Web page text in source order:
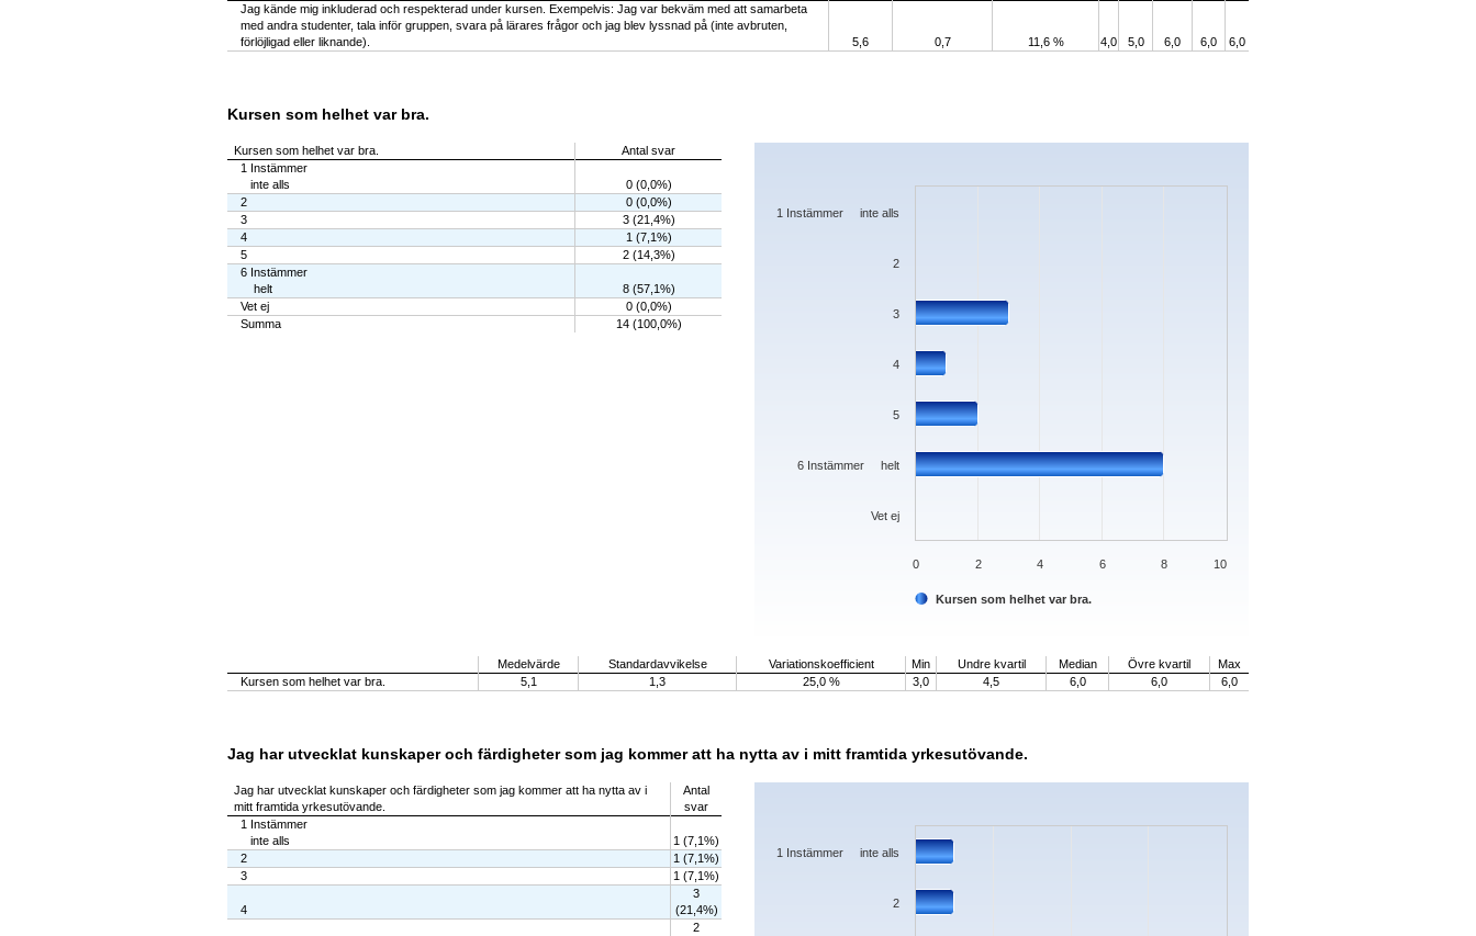
Jag kände mig inkluderad och respekterad under kursen. Exempelvis: Jag var bekväm med att samarbeta
med andra studenter, tala inför gruppen, svara på lärares frågor och jag blev lyssnad på (inte avbruten,
förlöjligad eller liknande).
5,6 0,7 11,6 % 4,0 5,0 6,0 6,0 6,0
Kursen som helhet var bra.
Kursen som helhet var bra.
Antal svar
1 Instämmer
inte alls
0 (0,0%)
2
0 (0,0%)
3
3 (21,4%)
4
1 (7,1%)
5
2 (14,3%)
6 Instämmer
helt
8 (57,1%)
Vet ej
0 (0,0%)
Summa
14 (100,0%)
Chart
The chart has 1 X axis displaying categories.
Kursen som helhet var bra.
Vet ej
6 Instämmer helt
5
4
3
2
1 Instämmer inte alls
0 2 4 6 8 10
Medelvärde
Standardavvikelse Variationskoefficient Min Undre kvartil Median Övre kvartil
Max
Kursen som helhet var bra.
5,1 1,3 25,0 % 3,0 4,5 6,0 6,0 6,0
Jag har utvecklat kunskaper och färdigheter som jag kommer att ha nytta av i mitt framtida yrkesutövande.
Jag har utvecklat kunskaper och färdigheter som jag kommer att ha nytta av i
mitt framtida yrkesutövande.
Antal
svar
1 Instämmer
inte alls
1 (7,1%)
2
1 (7,1%)
3
1 (7,1%)
4
3
(21,4%)
2
Chart
The chart has 1 X axis displaying categories.
The chart has 1 Y axis displaying values. Data ranges from 0 to 6.
2
1 Instämmer inte alls